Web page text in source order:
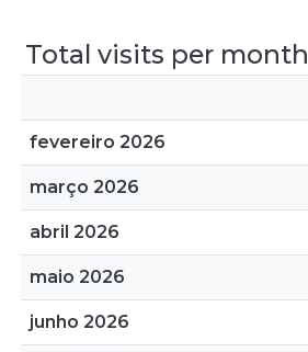
Total visits per month
fevereiro 2026
março 2026
abril 2026
maio 2026
junho 2026